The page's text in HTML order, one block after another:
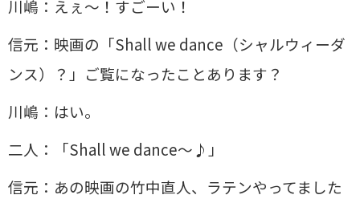
川嶋：えぇ～！すごーい！
信元：映画の「Shall we dance（シャルウィーダ
ンス）？」ご覧になったことあります？
川嶋：はい。
二人：「Shall we dance～♪」
信元：あの映画の竹中直人、ラテンやってました